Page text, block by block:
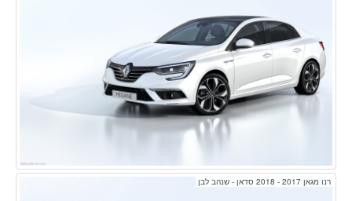
רנו מגאן 2017 - 2018 סדאן - שנהב לבן